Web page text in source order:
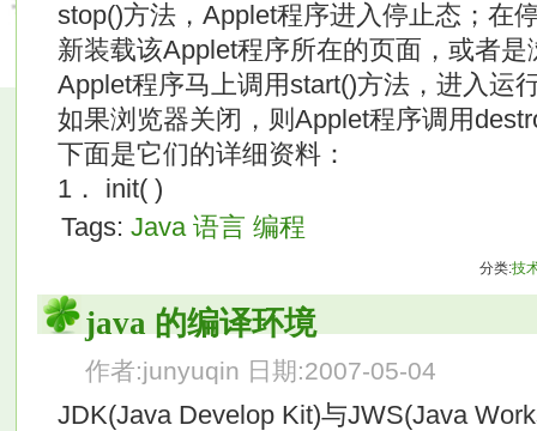
stop()方法，Applet程序进入停止态；在
新装载该Applet程序所在的页面，或者
Applet程序马上调用start()方法，进入运
如果浏览器关闭，则Applet程序调用
下面是它们的详细资料：
1． init( )
Tags: Java 语言 编程
分类:技
java 的编译环境
作者:junyuqin 日期:2007-05-04
JDK(Java Develop Kit)与JWS(Java